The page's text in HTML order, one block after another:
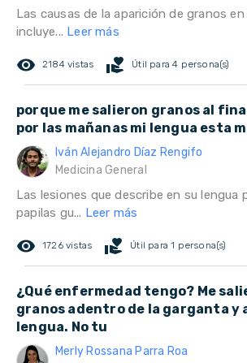
Las causas de la aparición de granos en
incluye... Leer más
remove_red_eye 2184 vistas volunteer_activism Útil para 4 persona(s)
porque me salieron granos al
por las mañanas mi lengua esta
Iván Alejandro Díaz Rengifo
Medicina General
Las lesiones que describe en su lengua
papilas gu... Leer más
remove_red_eye 1726 vistas volunteer_activism Útil para 1 persona(s)
¿Qué enfermedad tengo? Me
granos adentro de la garganta y
lengua. No tu
Merly Rossana Parra Roa